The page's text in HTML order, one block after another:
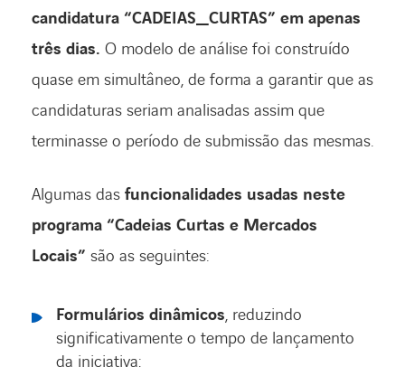
candidatura “CADEIAS_CURTAS” em apenas
três dias. O modelo de análise foi construído
quase em simultâneo, de forma a garantir que as
candidaturas seriam analisadas assim que
terminasse o período de submissão das mesmas.
Algumas das funcionalidades usadas neste
programa “Cadeias Curtas e Mercados
Locais” são as seguintes:
Formulários dinâmicos, reduzindo
significativamente o tempo de lançamento
da iniciativa;